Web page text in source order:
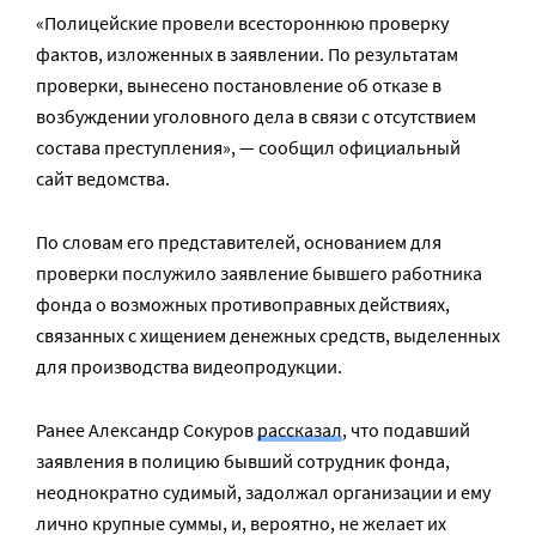
«Полицейские провели всестороннюю проверку
фактов, изложенных в заявлении. По результатам
проверки, вынесено постановление об отказе в
возбуждении уголовного дела в связи с отсутствием
состава преступления», — сообщил официальный
сайт ведомства.
По словам его представителей, основанием для
проверки послужило заявление бывшего работника
фонда о возможных противоправных действиях,
связанных с хищением денежных средств, выделенных
для производства видеопродукции.
Ранее Александр Сокуроврассказал, что подавший
заявления в полицию бывший сотрудник фонда,
неоднократно судимый, задолжал организации и ему
лично крупные суммы, и, вероятно, не желает их